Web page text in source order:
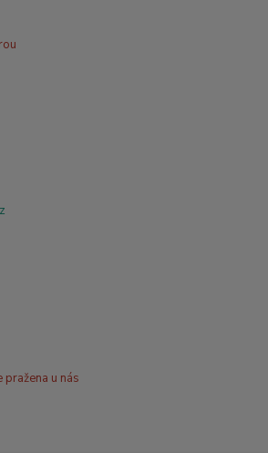
pražena u nás